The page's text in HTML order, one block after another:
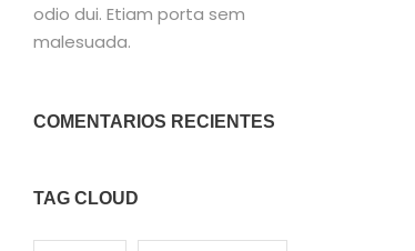
odio dui. Etiam porta sem
malesuada.
COMENTARIOS RECIENTES
TAG CLOUD